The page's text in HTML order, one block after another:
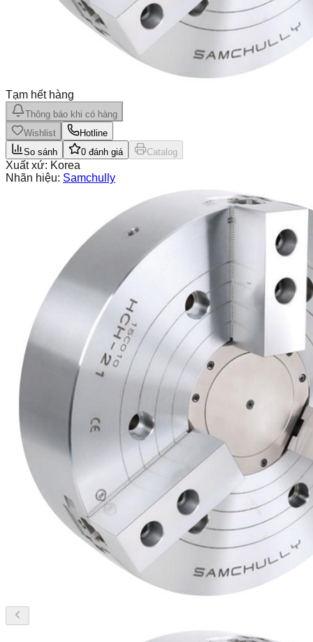
Tạm hết hàng
Thông báo khi có hàng
Wishlist
Hotline
So sánh
0 đánh giá Catalog
Xuất xứ: Korea
Nhãn hiệu: Samchully